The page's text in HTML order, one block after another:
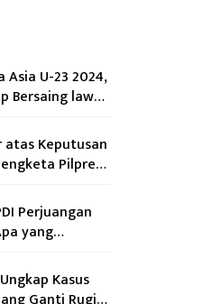
Asia U-23 2024,
Bersaing lawan
atas Keputusan
Pilpres
Perjuangan
yang
Kasus